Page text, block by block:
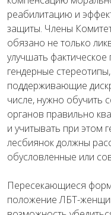
реабилитацию и
защиты. Члены
обязано не только
улучшать
гендерные
поддерживающие
числе, нужно обучить
органов правильно
и учитывать при этом
лесбиянок должны
обусловленные или
Пересекающиеся
положение ЛБТ-